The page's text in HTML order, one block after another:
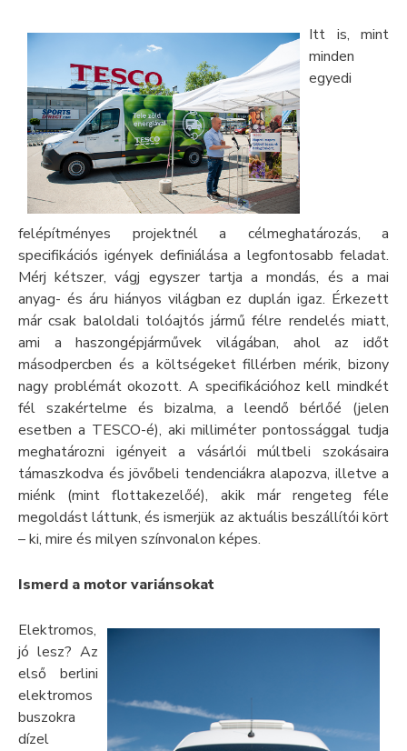
Itt is, mint
minden
egyedi
felépítményes projektnél a célmeghatározás, a
specifikációs igények definiálása a legfontosabb feladat.
Mérj kétszer, vágj egyszer tartja a mondás, és a mai
anyag- és áru hiányos világban ez duplán igaz. Érkezett
már csak baloldali tolóajtós jármű félre rendelés miatt,
ami a haszongépjárművek világában, ahol az időt
másodpercben és a költségeket fillérben mérik, bizony
nagy problémát okozott. A specifikációhoz kell mindkét
fél szakértelme és bizalma, a leendő bérlőé (jelen
esetben a TESCO-é), aki milliméter pontossággal tudja
meghatározni igényeit a vásárlói múltbeli szokásaira
támaszkodva és jövőbeli tendenciákra alapozva, illetve a
miénk (mint flottakezelőé), akik már rengeteg féle
megoldást láttunk, és ismerjük az aktuális beszállítói kört
– ki, mire és milyen színvonalon képes.
Ismerd a motor variánsokat
Elektromos,
jó lesz? Az
első berlini
elektromos
buszokra
dízel